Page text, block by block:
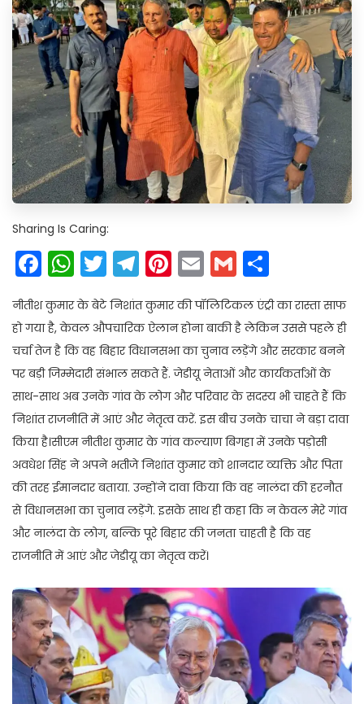
Sharing Is Caring:
Facebook
WhatsApp
Twitter
Telegram
Pinterest
EmailGmail
नीतीश कुमार के बेटे निशांत कुमार की पॉलिटिकल एंट्री का रास्ता साफ
हो गया है, केवल औपचारिक ऐलान होना बाकी है लेकिन उससे पहले ही
चर्चा तेज है कि वह बिहार विधानसभा का चुनाव लड़ेंगे और सरकार बनने
पर बड़ी जिम्मेदारी संभाल सकते हैं. जेडीयू नेताओं और कार्यकर्ताओं के
साथ-साथ अब उनके गांव के लोग और परिवार के सदस्य भी चाहते हैं कि
निशांत राजनीति में आएं और नेतृत्व करें. इस बीच उनके चाचा ने बड़ा दावा
किया है।सीएम नीतीश कुमार के गांव कल्याण बिगहा में उनके पड़ोसी
अवधेश सिंह ने अपने भतीजे निशांत कुमार को शानदार व्यक्ति और पिता
की तरह ईमानदार बताया. उन्होंने दावा किया कि वह नालंदा की हरनौत
से विधानसभा का चुनाव लड़ेंगे. इसके साथ ही कहा कि न केवल मेरे गांव
और नालंदा के लोग, बल्कि पूरे बिहार की जनता चाहती है कि वह
राजनीति में आएं और जेडीयू का नेतृत्व करें।